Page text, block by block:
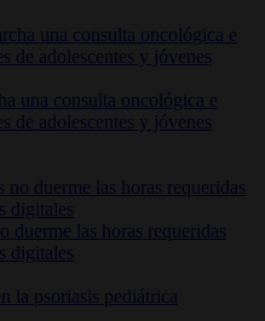
una consulta oncológica e
de adolescentes y jóvenes
duerme las horas requeridas
digitales
la psoriasis pediátrica